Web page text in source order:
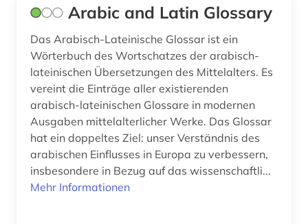
geowissenschaften (16)
germanistik (1)
geschichte (20)
geschichte &lt;1801-1819&gt; (1)
geschichte 1500-2003 (1)
geschichte der naturwissenschaften (2)
Arabic and Latin Glossary
Das Arabisch-Lateinische Glossar ist ein
Wörterbuch des Wortschatzes der arabisch-
lateinischen Übersetzungen des Mittelalters. Es
vereint die Einträge aller existierenden
arabisch-lateinischen Glossare in modernen
Ausgaben mittelalterlicher Werke. Das Glossar
hat ein doppeltes Ziel: unser Verständnis des
arabischen Einflusses in Europa zu verbessern,
insbesondere in Bezug auf das wissenschaftli...
Mehr Informationen